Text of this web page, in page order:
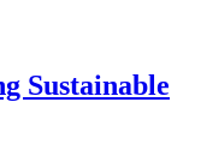
Sustainable